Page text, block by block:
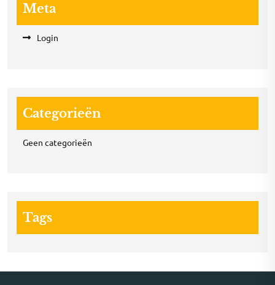
Meta
Login
Categorieën
Geen categorieën
Tags